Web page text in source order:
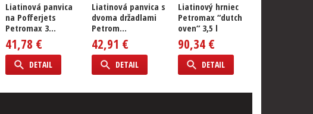
Liatinová panvica
na Pofferjets
Petromax 3...
41,78 €
DETAIL
Liatinová panvica s
dvoma držadlami
Petrom...
42,91 €
DETAIL
Liatinový hrniec
Petromax “dutch
oven“ 3,5 l
90,34 €
DETAIL